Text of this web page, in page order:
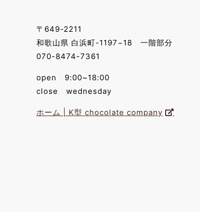
〒649-2211
和歌山県 白浜町-1197−18 一階部分
070-8474-7361
open 9:00~18:00
close wednesday
ホーム | K型 chocolate company